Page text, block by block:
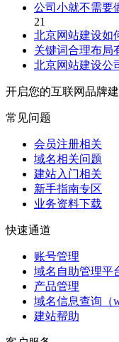
公司小就不需要
21
北京网站建设如
关键词合理布局
北京网站建设公
开启您的互联网品牌
常见问题
会员注册相关
域名相关问题
建站入门相关
新手指南专区
业务资料下载
快速通道
账号管理
域名自助管理平
产品管理
域名信息查询（
建站帮助